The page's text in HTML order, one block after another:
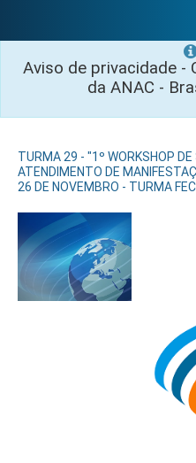
Aviso de privacidade -
da ANAC -
TURMA 29 - "1º WORKSHOP
ATENDIMENTO DE
26 DE NOVEMBRO - TURMA